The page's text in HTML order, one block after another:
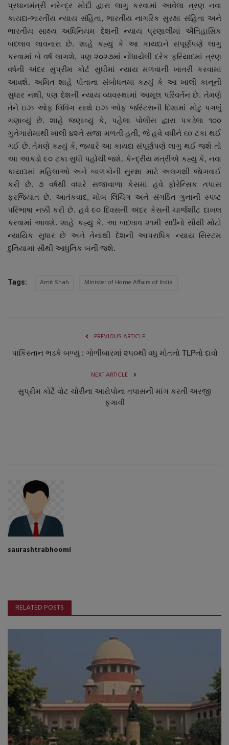
Support US
બજારના સમાચાર
નાણાંકીય સમાચાર
સ્થાનિક સમાચાર
સ્પોર્ટ્સ
રાશિફળ
ગુનાખોરી
બોલિવૂડ
સ્વાસ્થ્ય
પ્રધાનમંત્રી નરેન્દ્ર મોદી દ્વારા લાગુ કરવામાં આવેલા ત્રણ નવા
કાયદા-ભારતીય ન્યાય સંહિતા, ભારતીય નાગરિક સુરક્ષા સંહિતા અને
ભારતીય સાક્ષ્ય અધિનિયમ દેશની ન્યાય પ્રણાલીમાં ઐતિહાસિક
બદલાવ લાવનારા છે. શાહે કહ્યું કે આ કાયદાને સંપૂર્ણપણે લાગુ
કરવામાં બે વર્ષ લાગશે, પણ ૨૦૨૭માં નોંધાયેલી દરેક ફરિયાદમાં ત્રણ
વર્ષની અંદર સુપ્રીમ કોર્ટ સુધીમાં ન્યાય મળવાની ખાતરી કરવામાં
આવશે. અમિત શાહે પોતાના સંબોધનમાં કહ્યું કે આ ખાલી કાનૂની
સુધાર નથી, પણ દેશની ન્યાય વ્યવસ્થામાં આમૂલ પરિવર્તન છે. તેમણે
તેને ઇઝ ઓફ લિવિંગ સાથે ઇઝ ઓફ જસ્ટિસની દિશામાં મોટું પગલું
ગણાવ્યું છે. શાહે જણાવ્યું કે, પહેલા પોલીસ દ્વારા પકડેલા ૧૦૦
ગુનેગારોમાંથી ખાલી ૪૨ને સજા મળતી હતી, જે હવે વધીને ૬૦ ટકા થઈ
ગઈ છે. તેમણે કહ્યું કે, જ્યારે આ કાયદા સંપૂર્ણપણે લાગુ થઈ જશે તો
આ આંકડો ૯૦ ટકા સુધી પહોંચી જશે. કેન્દ્રીય મંત્રીએ કહ્યું કે, નવા
કાયદામાં મહિલાઓ અને બાળકોની સુરક્ષા માટે અલગથી જાેગવાઈ
કરી છે. ૭ વર્ષથી વધારે સજાવાળા કેસમાં હવે ફોરેન્સિક તપાસ
ફરજિયાત છે. આતંકવાદ, મોબ લિંચિંગ અને સંગઠિત ગુનાની સ્પષ્ટ
પરિભાષા નક્કી કરી છે. હવે ૯૦ દિવસની અંદર કેસની ચાર્જશીટ દાખલ
કરવામાં આવશે. શાહે કહ્યું કે, આ બદલાવ ૨૧મી સદીનો સૌથી મોટો
ન્યાયિક સુધાર છે અને તેનાથી દેશની આપરાધિક ન્યાય સિસ્ટમ
દુનિયામાં સૌથી આધુનિક બની જશે.
Tags: Amit Shah Minister of Home Affairs of India
PREVIOUS ARTICLE
પાકિસ્તાન ભડકે બળ્યું : ગોળીબારમાં ૨૫૦થી વધુ મોતનો TLPનો દાવો
NEXT ARTICLE
સુપ્રીમ કોર્ટે વોટ ચોરીના આરોપોના તપાસની માંગ કરતી અરજી
ફગાવી
saurashtrabhoomi
RELATED POSTS